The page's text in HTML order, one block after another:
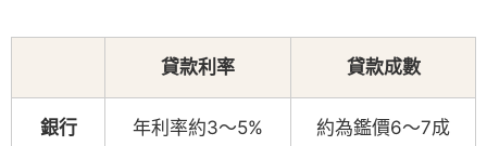
貸款利率 貸款成數
銀行 年利率約3～5% 約為鑑價6～7成